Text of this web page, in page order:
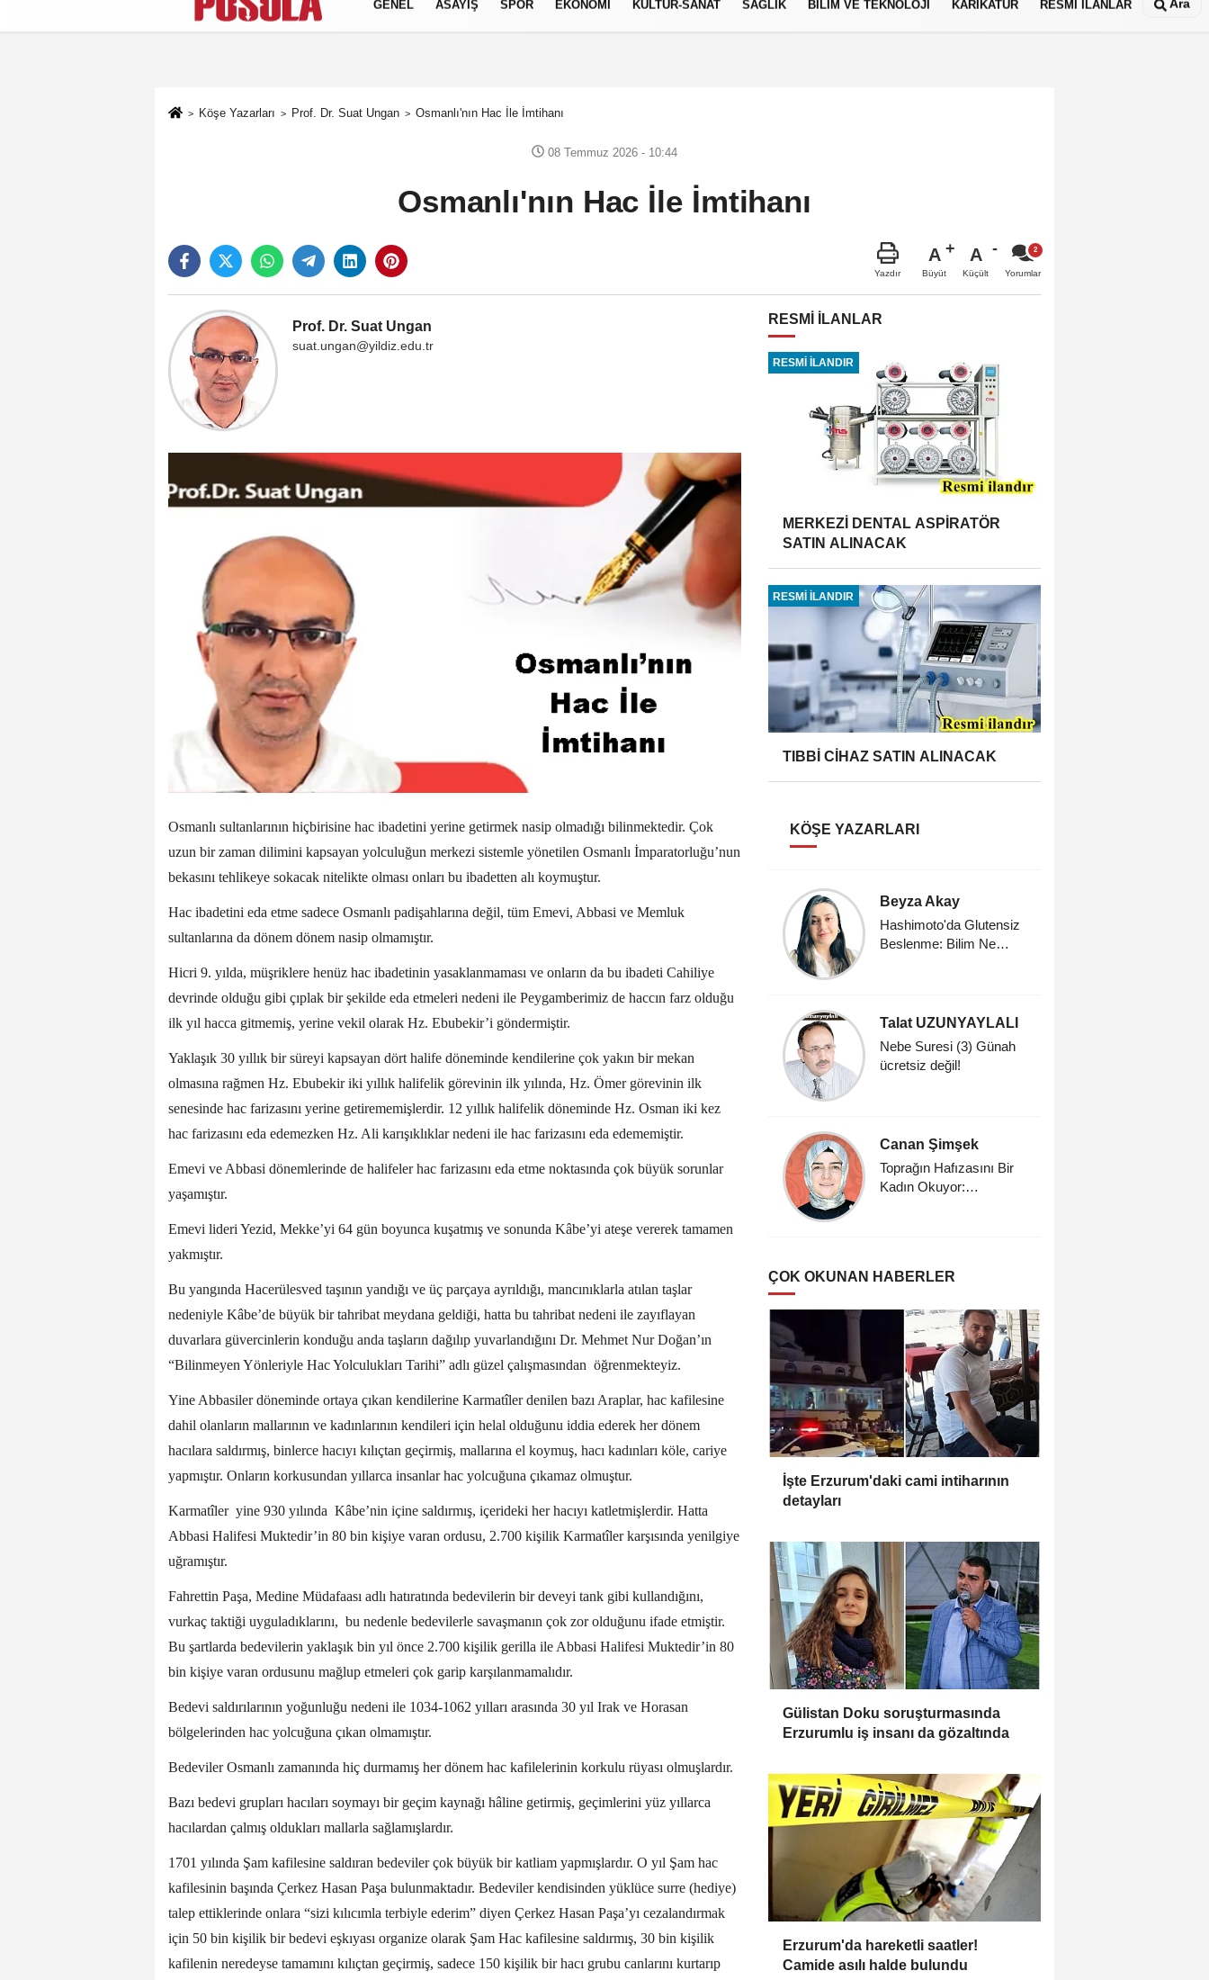
Künye İletişim Gizlilik Politikası
GENEL ASAYİŞ SPOR EKONOMİ KÜLTÜR-SANAT SAĞLIK BİLİM VE TEKNOLOJİ KARİKATÜR RESMİ İLANLAR Ara
Köşe Yazarları Prof. Dr. Suat Ungan Osmanlı'nın Hac İle İmtihanı
08 Temmuz 2026 - 10:44
Osmanlı'nın Hac İle İmtihanı
Yazdır
A
Büyüt
A
Küçült Yorumlar
Prof. Dr. Suat Ungan
suat.ungan@yildiz.edu.tr
Osmanlı sultanlarının hiçbirisine hac ibadetini yerine getirmek nasip olmadığı bilinmektedir. Çok
uzun bir zaman dilimini kapsayan yolculuğun merkezi sistemle yönetilen Osmanlı İmparatorluğu’nun
bekasını tehlikeye sokacak nitelikte olması onları bu ibadetten alı koymuştur.
Hac ibadetini eda etme sadece Osmanlı padişahlarına değil, tüm Emevi, Abbasi ve Memluk
sultanlarına da dönem dönem nasip olmamıştır.
Hicri 9. yılda, müşriklere henüz hac ibadetinin yasaklanmaması ve onların da bu ibadeti Cahiliye
devrinde olduğu gibi çıplak bir şekilde eda etmeleri nedeni ile Peygamberimiz de haccın farz olduğu
ilk yıl hacca gitmemiş, yerine vekil olarak Hz. Ebubekir’i göndermiştir.
Yaklaşık 30 yıllık bir süreyi kapsayan dört halife döneminde kendilerine çok yakın bir mekan
olmasına rağmen Hz. Ebubekir iki yıllık halifelik görevinin ilk yılında, Hz. Ömer görevinin ilk
senesinde hac farizasını yerine getirememişlerdir. 12 yıllık halifelik döneminde Hz. Osman iki kez
hac farizasını eda edemezken Hz. Ali karışıklıklar nedeni ile hac farizasını eda edememiştir.
Emevi ve Abbasi dönemlerinde de halifeler hac farizasını eda etme noktasında çok büyük sorunlar
yaşamıştır.
Emevi lideri Yezid, Mekke’yi 64 gün boyunca kuşatmış ve sonunda Kâbe’yi ateşe vererek tamamen
yakmıştır.
Bu yangında Hacerülesved taşının yandığı ve üç parçaya ayrıldığı, mancınıklarla atılan taşlar
nedeniyle Kâbe’de büyük bir tahribat meydana geldiği, hatta bu tahribat nedeni ile zayıflayan
duvarlara güvercinlerin konduğu anda taşların dağılıp yuvarlandığını Dr. Mehmet Nur Doğan’ın
“Bilinmeyen Yönleriyle Hac Yolculukları Tarihi” adlı güzel çalışmasından öğrenmekteyiz.
Yine Abbasiler döneminde ortaya çıkan kendilerine Karmatîler denilen bazı Araplar, hac kafilesine
dahil olanların mallarının ve kadınlarının kendileri için helal olduğunu iddia ederek her dönem
hacılara saldırmış, binlerce hacıyı kılıçtan geçirmiş, mallarına el koymuş, hacı kadınları köle, cariye
yapmıştır. Onların korkusundan yıllarca insanlar hac yolcuğuna çıkamaz olmuştur.
Karmatîler yine 930 yılında Kâbe’nin içine saldırmış, içerideki her hacıyı katletmişlerdir. Hatta
Abbasi Halifesi Muktedir’in 80 bin kişiye varan ordusu, 2.700 kişilik Karmatîler karşısında yenilgiye
uğramıştır.
Fahrettin Paşa, Medine Müdafaası adlı hatıratında bedevilerin bir deveyi tank gibi kullandığını,
vurkaç taktiği uyguladıklarını, bu nedenle bedevilerle savaşmanın çok zor olduğunu ifade etmiştir.
Bu şartlarda bedevilerin yaklaşık bin yıl önce 2.700 kişilik gerilla ile Abbasi Halifesi Muktedir’in 80
bin kişiye varan ordusunu mağlup etmeleri çok garip karşılanmamalıdır.
Bedevi saldırılarının yoğunluğu nedeni ile 1034-1062 yılları arasında 30 yıl Irak ve Horasan
bölgelerinden hac yolcuğuna çıkan olmamıştır.
Bedeviler Osmanlı zamanında hiç durmamış her dönem hac kafilelerinin korkulu rüyası olmuşlardır.
Bazı bedevi grupları hacıları soymayı bir geçim kaynağı hâline getirmiş, geçimlerini yüz yıllarca
hacılardan çalmış oldukları mallarla sağlamışlardır.
1701 yılında Şam kafilesine saldıran bedeviler çok büyük bir katliam yapmışlardır. O yıl Şam hac
kafilesinin başında Çerkez Hasan Paşa bulunmaktadır. Bedeviler kendisinden yüklüce surre (hediye)
talep ettiklerinde onlara “sizi kılıcımla terbiyle ederim” diyen Çerkez Hasan Paşa’yı cezalandırmak
için 50 bin kişilik bir bedevi eşkıyası organize olarak Şam Hac kafilesine saldırmış, 30 bin kişilik
kafilenin neredeyse tamamını kılıçtan geçirmiş, sadece 150 kişilik bir hacı grubu canlarını kurtarıp
RESMİ İLANLAR
RESMİ İLANDIR
MERKEZİ DENTAL ASPİRATÖR
SATIN ALINACAK
RESMİ İLANDIR
TIBBİ CİHAZ SATIN ALINACAK
KÖŞE YAZARLARI
Beyza Akay
Hashimoto'da Glutensiz
Beslenme: Bilim Ne
Talat UZUNYAYLALI
Nebe Suresi (3) Günah
ücretsiz değil!
Canan Şimşek
Toprağın Hafızasını Bir
Kadın Okuyor:
ÇOK OKUNAN HABERLER
İşte Erzurum'daki cami intiharının
detayları
Gülistan Doku soruşturmasında
Erzurumlu iş insanı da gözaltında
Erzurum'da hareketli saatler!
Camide asılı halde bulundu